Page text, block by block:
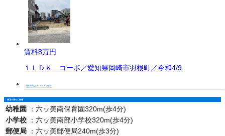
賃料8万円
１ＬＤＫ コーポ／愛知県岡崎市羽根町／令和4/9
岡崎市周辺の１ＬＤＫの物件
周辺の暮らし情報
幼稚園 ： 六ッ美南保育園320m(歩4分)
小学校
： 六ッ美南部小学校320m(歩4分)
郵便局
： 六ッ美郵便局240m(歩3分)